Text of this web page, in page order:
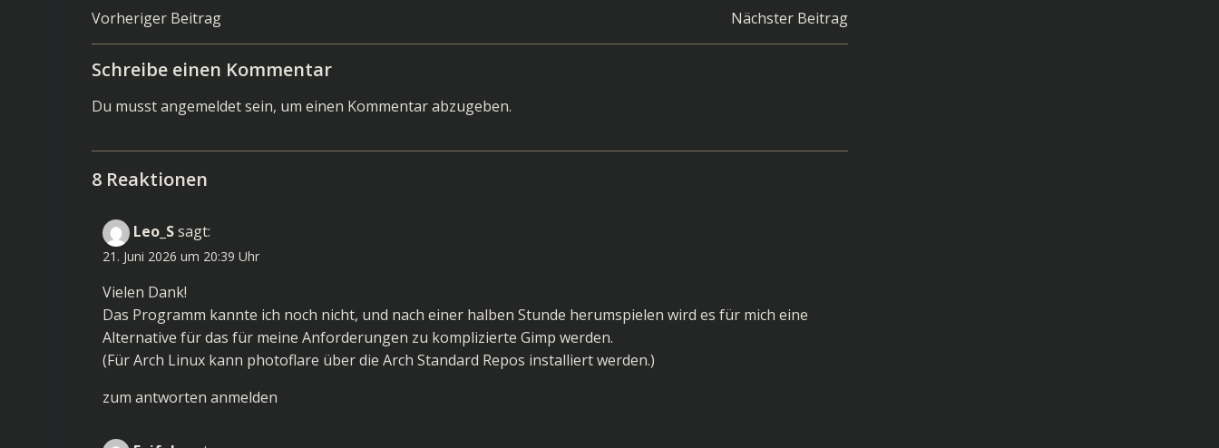
Post
navigation
Vorheriger Beitrag Nächster Beitrag
Schreibe einen Kommentar
Du musstangemeldetsein, um einen Kommentar abzugeben.
8 Reaktionen
Leo_Ssagt:
21. Juni 2026 um 20:39 Uhr
Vielen Dank!
Das Programm kannte ich noch nicht, und nach einer halben Stunde herumspielen wird es für mich eine
Alternative für das für meine Anforderungen zu komplizierte Gimp werden.
(Für Arch Linux kann photoflare über die Arch Standard Repos installiert werden.)
zum antworten anmelden